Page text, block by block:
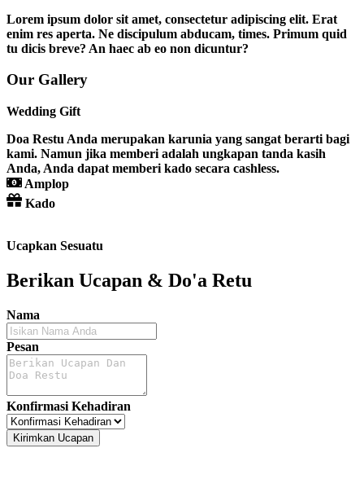
Lorem ipsum dolor sit amet, consectetur adipiscing elit. Erat
enim res aperta. Ne discipulum abducam, times. Primum quid
tu dicis breve? An haec ab eo non dicuntur?
Our Gallery
Wedding Gift
Doa Restu Anda merupakan karunia yang sangat berarti bagi
kami. Namun jika memberi adalah ungkapan tanda kasih
Anda, Anda dapat memberi kado secara cashless.
Amplop
Kado
Ucapkan Sesuatu
Berikan Ucapan & Do'a Retu
Nama
Pesan
Konfirmasi Kehadiran
Kirimkan Ucapan